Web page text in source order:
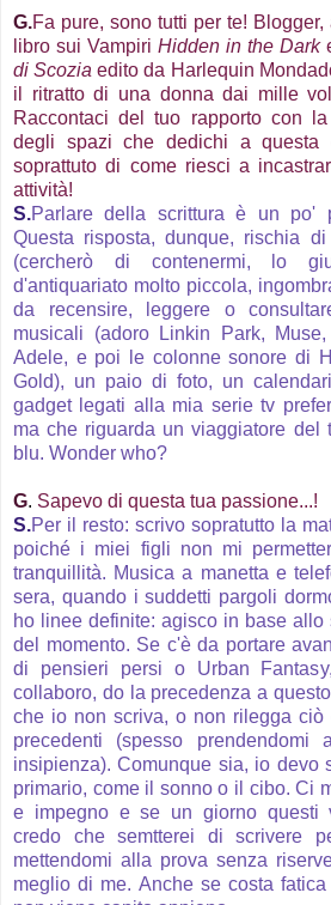
G.Fa pure, sono tutti per te!
libro sui Vampiri Hidden in the Dark
di Scozia edito da Harlequin
il ritratto di una donna dai mille
Raccontaci del tuo rapporto con
degli spazi che dedichi a questa
soprattuto di come riesci a
attività!
S.Parlare della scrittura è un po'
Questa risposta, dunque, rischia
(cercherò di contenermi, lo
d'antiquariato molto piccola,
da recensire, leggere o
musicali (adoro Linkin Park,
Adele, e poi le colonne sonore di
Gold), un paio di foto, un
gadget legati alla mia serie tv
ma che riguarda un viaggiatore del
blu. Wonder who?
G. Sapevo di questa tua passione...!
S.Per il resto: scrivo sopratutto la
poiché i miei figli non mi
tranquillità. Musica a manetta e
sera, quando i suddetti pargoli
ho linee definite: agisco in base
del momento. Se c'è da portare
di pensieri persi o Urban
collaboro, do la precedenza a
che io non scriva, o non rilegga ciò
precedenti (spesso
insipienza). Comunque sia, io devo
primario, come il sonno o il cibo. Ci
e impegno e se un giorno questi
credo che semtterei di scrivere
mettendomi alla prova senza
meglio di me. Anche se costa